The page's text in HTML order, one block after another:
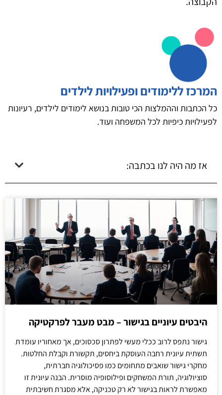
המרכז ללימודים ופעילויות לילדים
כל הכתבות וההמלצות הכי טובות בנושא לימודים לילדים, רעיונות
לפעילויות כיפיות לכל המשפחה ועוד.
אז מה היה לנו בכתבה:
היבטים עיוניים בגישור – מבט מעבר לפרקטיקה
גישור נתפס לרוב ככלי מעשי לפתרון סכסוכים, אך מאחוריו עומדת
תשתית עיונית רחבה העוסקת ביחסים, תקשורת וקבלת החלטות.
מחקרי גישור שואבים מתחומים כמו פסיכולוגיה חברתית,
סוציולוגיה, תורת המשחקים ופילוסופיה מוסרית. הבנה עיונית זו
מאפשרת לראות בגישור לא רק טכניקה, אלא מסגרת חשיבתית